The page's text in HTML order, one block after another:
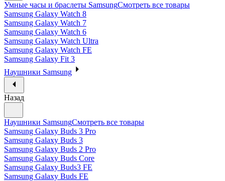
Умные часы и браслеты SamsungСмотреть все товары
Samsung Galaxy Watch 8
Samsung Galaxy Watch 7
Samsung Galaxy Watch 6
Samsung Galaxy Watch Ultra
Samsung Galaxy Watch FE
Samsung Galaxy Fit 3
Наушники Samsung
Назад
Наушники SamsungСмотреть все товары
Samsung Galaxy Buds 3 Pro
Samsung Galaxy Buds 3
Samsung Galaxy Buds 2 Pro
Samsung Galaxy Buds Core
Samsung Galaxy Buds3 FE
Samsung Galaxy Buds FE